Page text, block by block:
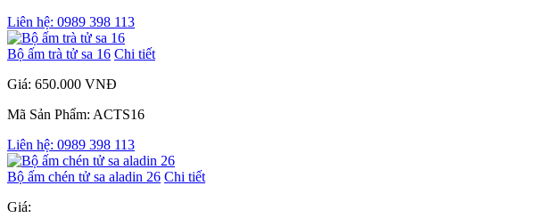
Liên hệ: 0989 398 113
Bộ ấm trà tử sa 16 Chi tiết
Giá: 650.000 VNĐ
Mã Sản Phẩm: ACTS16
Liên hệ: 0989 398 113
Bộ ấm chén tử sa aladin 26 Chi tiết
Giá: